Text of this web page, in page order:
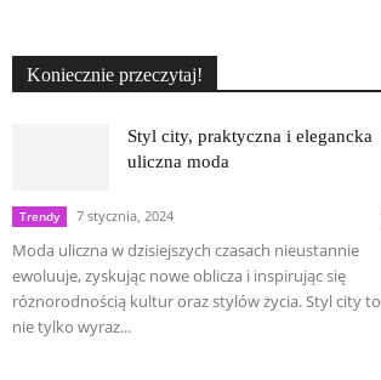
Koniecznie przeczytaj!
Styl city, praktyczna i elegancka
uliczna moda
Trendy 7 stycznia, 2024
Moda uliczna w dzisiejszych czasach nieustannie
ewoluuje, zyskując nowe oblicza i inspirując się
różnorodnością kultur oraz stylów życia. Styl city to
nie tylko wyraz...